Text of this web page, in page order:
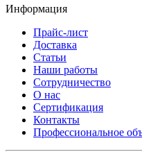
Информация
Прайс-лист
Доставка
Статьи
Наши работы
Сотрудничество
О нас
Сертификация
Контакты
Профессиональное